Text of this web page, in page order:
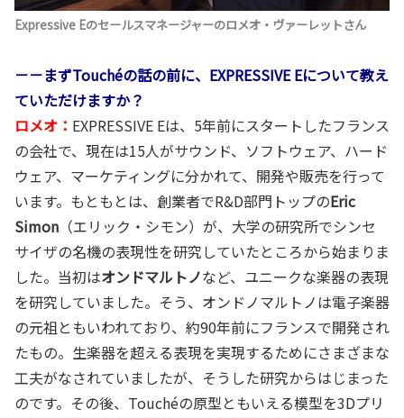
Expressive Eのセールスマネージャーのロメオ・ヴァーレットさん
－－まずTouchéの話の前に、EXPRESSIVE Eについて教え
ていただけますか？
ロメオ： EXPRESSIVE Eは、5年前にスタートしたフランス
の会社で、現在は15人がサウンド、ソフトウェア、ハード
ウェア、マーケティングに分かれて、開発や販売を行って
います。もともとは、創業者でR&D部門トップのEric
Simon （エリック・シモン）が、大学の研究所でシンセ
サイザの名機の表現性を研究していたところから始まりま
した。当初はオンドマルトノなど、ユニークな楽器の表現
を研究していました。そう、オンドノマルトノは電子楽器
の元祖ともいわれており、約90年前にフランスで開発され
たもの。生楽器を超える表現を実現するためにさまざまな
工夫がなされていましたが、そうした研究からはじまった
のです。その後、Touchéの原型ともいえる模型を3Dプリ